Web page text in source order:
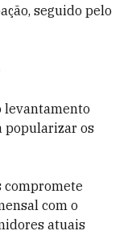
seguido pelo
levantamento
popularizar os
compromete
com o
atuais